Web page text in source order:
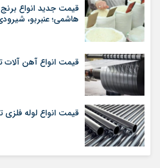
هاشمی؛ عنبربو،
قیمت انواع آهن آلات تیر
قیمت انواع لوله فلزی تیر ۱۴۰۵